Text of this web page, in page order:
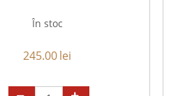
În stoc
245.00lei